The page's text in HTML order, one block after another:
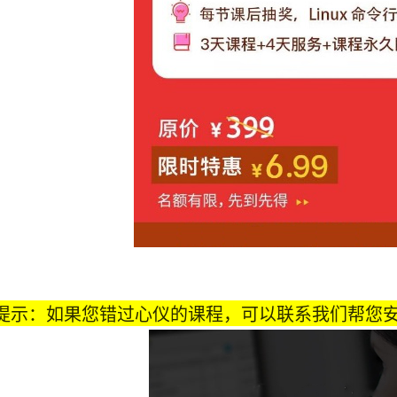
示：如果您错过心仪的课程，可以联系我们帮您